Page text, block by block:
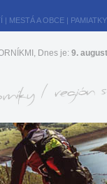
| MESTÁ A OBCE | PAMIATKY
Dnes je: 9.